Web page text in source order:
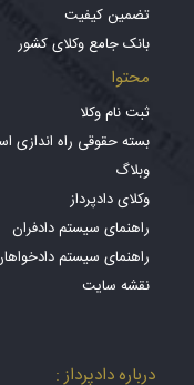
تضمین کیفیت
بانک جامع وکلای کشور
محتوا
ثبت نام وکلا
بسته حقوقی راه اندازی
وبلاگ
وکلای دادپرداز
راهنمای سیستم دادفران
راهنمای سیستم
نقشه سایت
درباره دادپرداز :